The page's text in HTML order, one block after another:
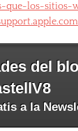
que-los-sitios-
del
a la